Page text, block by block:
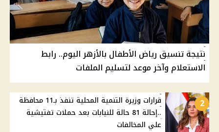
نتيجة تنسيق رياض الأطفال بالأزهر اليوم.. رابط
الاستعلام وآخر موعد لتسليم الملفات
2
قرارات وزيرة التنمية المحلية تنفذ بـ11 محافظة
..إحالة 81 حالة للنيابات بعد حملات تفتيشية
علي المخالفات